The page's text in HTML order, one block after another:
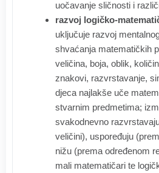
uočavanje sličnosti i
razvoj logičko-
uključuje razvoj
shvaćanja matematičkih
veličina, boja, oblik,
znakovi, razvrstavanje,
djeca najlakše uče
stvarnim predmetima;
svakodnevno
veličini), uspoređuju
nižu (prema određenom
mali matematičari te